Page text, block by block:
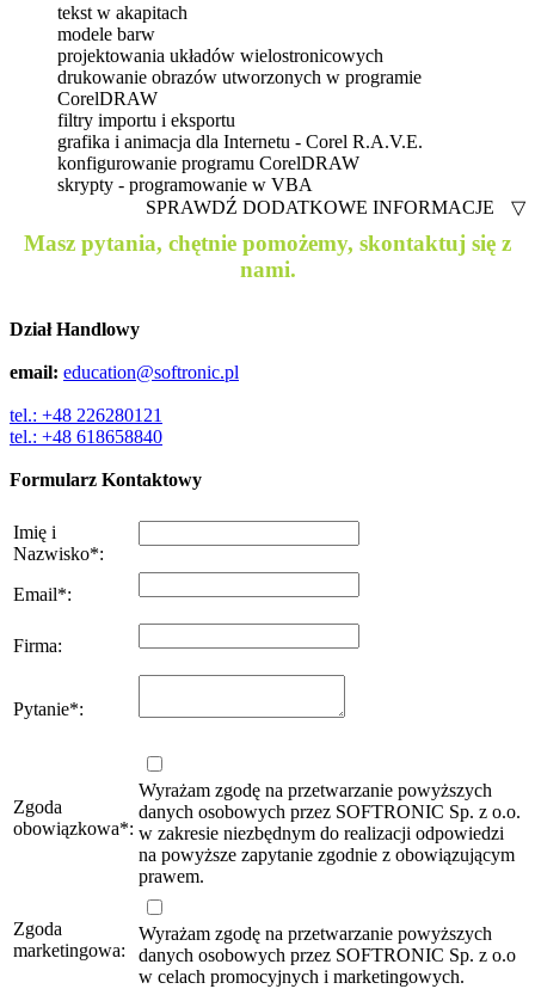
tekst w akapitach
modele barw
projektowania układów wielostronicowych
drukowanie obrazów utworzonych w programie
CorelDRAW
filtry importu i eksportu
grafika i animacja dla Internetu - Corel R.A.V.E.
konfigurowanie programu CorelDRAW
skrypty - programowanie w VBA
SPRAWDŹ DODATKOWE INFORMACJE
▽
Masz pytania, chętnie pomożemy, skontaktuj się z
nami.
Dział Handlowy
email: education@softronic.pl
tel.: +48 226280121
tel.: +48 618658840
Formularz Kontaktowy
Imię i
Nazwisko*:
Email*:
Firma:
Pytanie*:
Zgoda
obowiązkowa*:
Wyrażam zgodę na przetwarzanie powyższych
danych osobowych przez SOFTRONIC Sp. z o.o.
w zakresie niezbędnym do realizacji odpowiedzi
na powyższe zapytanie zgodnie z obowiązującym
prawem.
Zgoda
marketingowa:
Wyrażam zgodę na przetwarzanie powyższych
danych osobowych przez SOFTRONIC Sp. z o.o
w celach promocyjnych i marketingowych.